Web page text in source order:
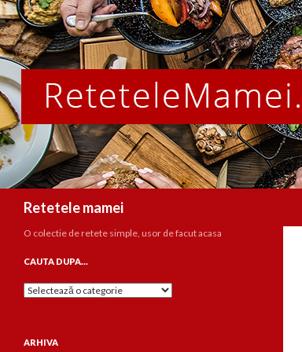
Retetele mamei
O colectie de retete simple, usor de facut acasa
CAUTA DUPA…
Cauta
ARHIVA